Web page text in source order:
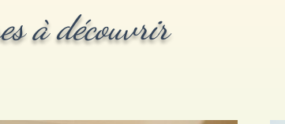
à découvrir